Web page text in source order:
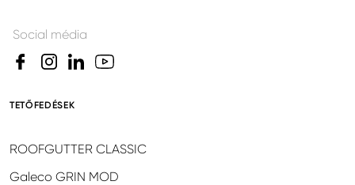
Social média
TETŐFEDÉSEK
ROOFGUTTER CLASSIC
Galeco GRIN MOD